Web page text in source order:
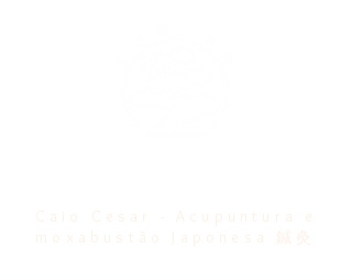
Caio Cesar - Acupuntura e
moxabustão Japonesa 鍼灸